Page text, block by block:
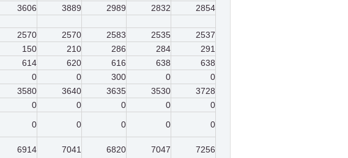
3606 3889 2989 2832
2854
2570 2570 2583 2535
2537
150 210 286 284
291
614 620 616 638
638
0 0 300 0
0
3580 3640 3635 3530
3728
0 0 0 0
0
0 0 0 0
0
6914 7041 6820 7047
7256